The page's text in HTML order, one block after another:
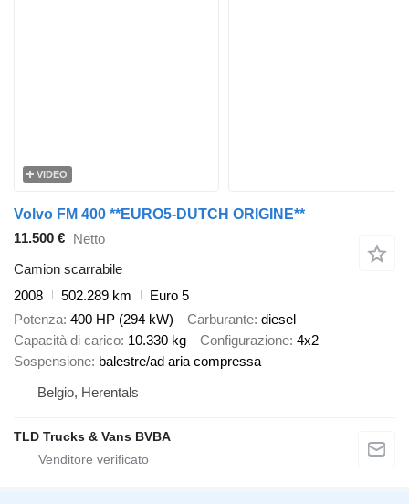
VIDEO
Volvo FM 400 **EURO5-DUTCH ORIGINE**
11.500 € Netto
Camion scarrabile
2008
502.289 km
Euro 5
Potenza 400 HP (294 kW) Carburante diesel
Capacità di carico 10.330 kg Configurazione 4x2
Sospensione balestre/ad aria compressa
Belgio, Herentals
TLD Trucks & Vans BVBA